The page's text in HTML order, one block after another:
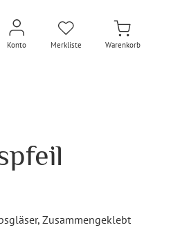
Konto Merkliste Warenkorb
, Zusammengeklebt